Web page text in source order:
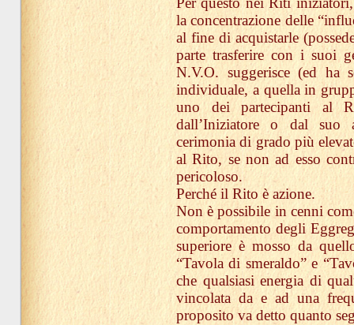
la concentrazione delle
al fine di acquistarle
parte trasferire con i suoi
N.V.O. suggerisce (ed ha
individuale, a quella in
uno dei partecipanti al
dall’Iniziatore o dal suo
cerimonia di grado più
al Rito, se non ad esso
pericoloso.
Perché il Rito è azione.
Non è possibile in cenni
comportamento degli
superiore è mosso da
“Tavola di smeraldo” e
che qualsiasi energia di
vincolata da e ad una
proposito va detto quanto